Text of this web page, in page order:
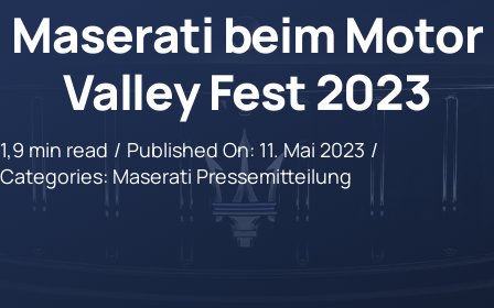
MASERATI
MITGLIEDERBEREICH
KONTAKT
Maserati beim Motor
Valley Fest 2023
1,9 min read / Published On: 11. Mai 2023 /
Categories: Maserati Pressemitteilung